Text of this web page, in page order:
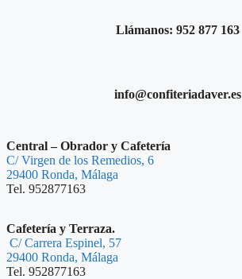
Llámanos: 952 877 163
info@confiteriadaver.es
Central – Obrador y Cafetería
C/ Virgen de los Remedios, 6
29400 Ronda, Málaga
Tel. 952877163
Cafetería y Terraza.
C/ Carrera Espinel, 57
29400 Ronda, Málaga
Tel. 952877163